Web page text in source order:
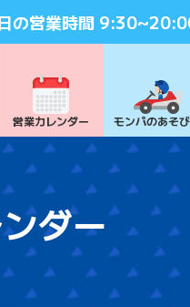
の営業時間
営業カレンダー モンパのあそ
ダー